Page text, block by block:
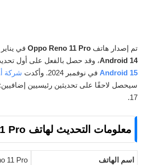
تم إصدار هاتف Oppo Reno 11 Pro في يناير 2024 مع نظام تشغيل
Android 14، وقد حصل بالفعل على أول
Android 15 في نوفمبر 2024. وأكدت شركة
17.
معلومات التحديث لهاتف Oppo Reno 11 Pro
اسم الهاتف 11 Pro